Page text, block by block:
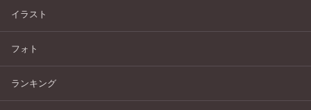
イラスト
フォト
ランキング